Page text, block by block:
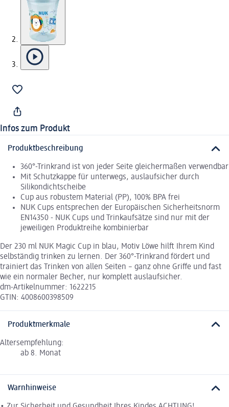
Infos zum Produkt
Produktbeschreibung
360°-Trinkrand ist von jeder Seite gleichermaßen verwendbar
Mit Schutzkappe für unterwegs, auslaufsicher durch
Silikondichtscheibe
Cup aus robustem Material (PP), 100% BPA frei
NUK Cups entsprechen der Europäischen Sicherheitsnorm
EN14350 - NUK Cups und Trinkaufsätze sind nur mit der
jeweiligen Produktreihe kombinierbar
Der 230 ml NUK Magic Cup in blau, Motiv Löwe hilft Ihrem Kind
selbständig trinken zu lernen. Der 360°-Trinkrand fördert und
trainiert das Trinken von allen Seiten – ganz ohne Griffe und fast
wie ein normaler Becher, nur komplett auslaufsicher.
dm-Artikelnummer: 1622215
GTIN: 4008600398509
Produktmerkmale
Altersempfehlung:
ab 8. Monat
Warnhinweise